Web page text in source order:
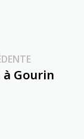
Publication
précédente :
Gourin